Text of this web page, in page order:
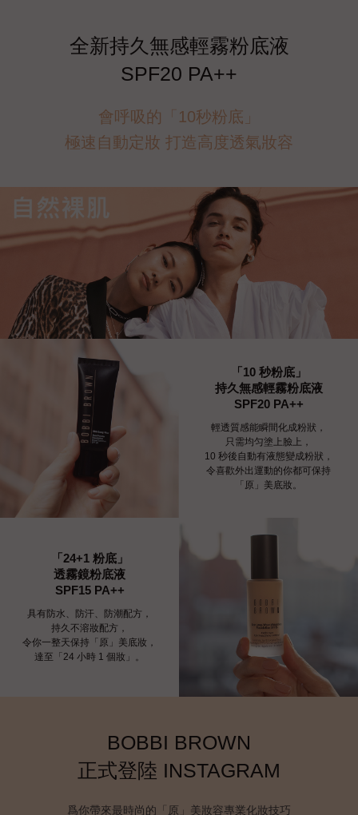
全新持久無感輕霧粉底液
SPF20 PA++
會呼吸的「10秒粉底」
極速自動定妝 打造高度透氣妝容
「10 秒粉底」
持久無感輕霧粉底液
SPF20 PA++
輕透質感能瞬間化成粉狀，
只需均匀塗上臉上，
10 秒後自動有液態變成粉狀，
令喜歡外出運動的你都可保持
「原」美底妝。
「24+1 粉底」
透霧鏡粉底液
SPF15 PA++
具有防水、防汗、防潮配方，
持久不溶妝配方，
令你一整天保持「原」美底妝，
達至「24 小時 1 個妝」。
BOBBI BROWN
正式登陸 INSTAGRAM
爲你帶來最時尚的「原」美妝容專業化妝技巧